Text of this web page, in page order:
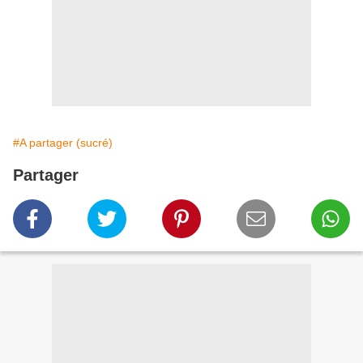
#A partager (sucré)
Partager